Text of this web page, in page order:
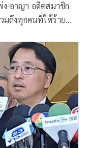
-อาญา อดีตสมาชิก
มถึงทุกคนที่ให้ร้าย